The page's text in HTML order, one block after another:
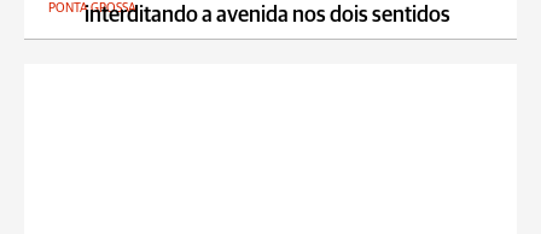
interditando a avenida nos dois sentidos
PONTA GROSSA